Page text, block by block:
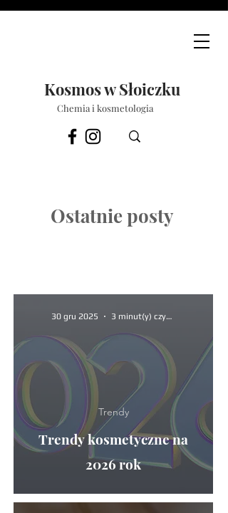
Kosmos w Słoiczku
Chemia i kosmetologia
Ostatnie posty
Trendy kosmetyczne na
2026 rok
Trendy
30 gru 2025 3 minut(y) czytania